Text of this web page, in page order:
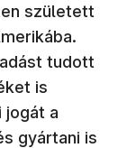
született
tudott
is
jogát a
gyártani is